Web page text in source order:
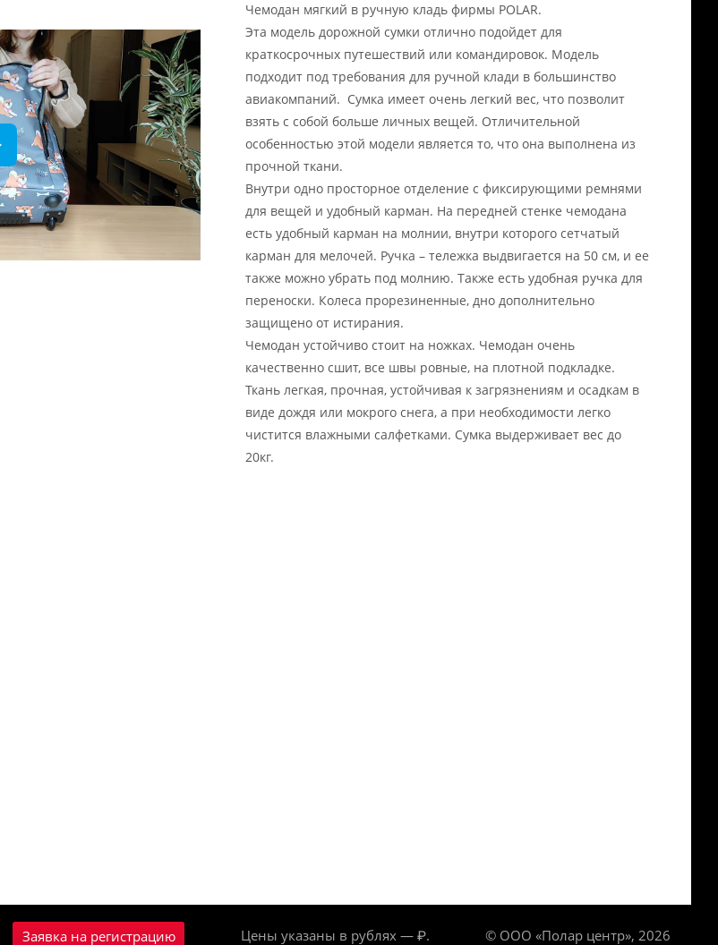
Чемодан мягкий в ручную кладь фирмы POLAR.
Эта модель дорожной сумки отлично подойдет для
краткосрочных путешествий или командировок. Модель
подходит под требования для ручной клади в большинство
авиакомпаний. Сумка имеет очень легкий вес, что позволит
взять с собой больше личных вещей. Отличительной
особенностью этой модели является то, что она выполнена из
прочной ткани.
Внутри одно просторное отделение с фиксирующими ремнями
для вещей и удобный карман. На передней стенке чемодана
есть удобный карман на молнии, внутри которого сетчатый
карман для мелочей. Ручка – тележка выдвигается на 50 см, и ее
также можно убрать под молнию. Также есть удобная ручка для
переноски. Колеса прорезиненные, дно дополнительно
защищено от истирания.
Чемодан устойчиво стоит на ножках. Чемодан очень
качественно сшит, все швы ровные, на плотной подкладке.
Ткань легкая, прочная, устойчивая к загрязнениям и осадкам в
виде дождя или мокрого снега, а при необходимости легко
чистится влажными салфетками. Сумка выдерживает вес до
20кг.
Заявка на регистрацию Цены указаны в рублях — ₽. © ООО «Полар центр», 2026